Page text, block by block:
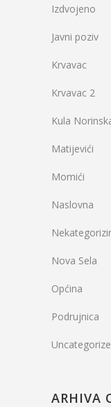
Izdvojeno
Javni poziv
Krvavac
Krvavac 2
Kula
Matijevići
Momići
Naslovna
Nova Sela
Općina
Podrujnica
ARHIVA